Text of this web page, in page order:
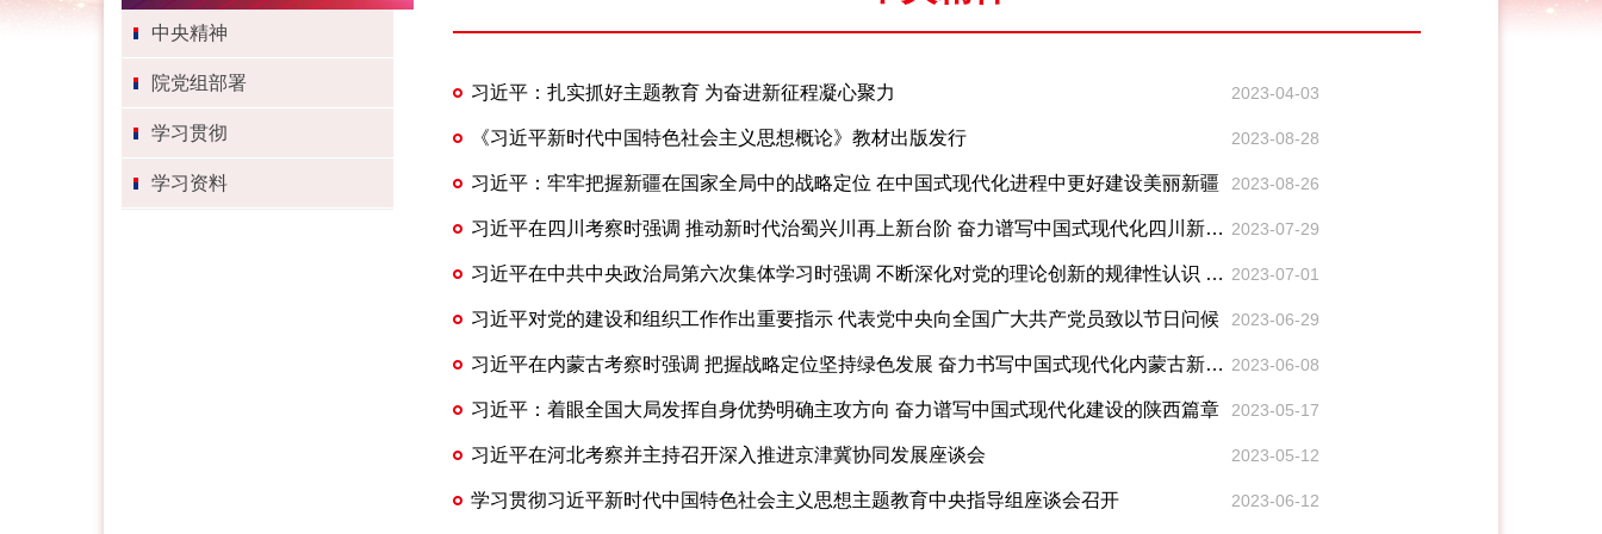
中央精神
院党组部署
学习贯彻
学习资料
习近平：扎实抓好主题教育 为奋进新征程凝心聚力 2023-04-03
《习近平新时代中国特色社会主义思想概论》教材出版发行 2023-08-28
习近平：牢牢把握新疆在国家全局中的战略定位 在中国式现代化进程中更好建设美丽新疆 2023-08-26
习近平在四川考察时强调 推动新时代治蜀兴川再上新台阶 奋力谱写中国式现代化四川新篇
章 返...
2023-07-29
习近平在中共中央政治局第六次集体学习时强调 不断深化对党的理论创新的规律性认识 在
新时...
2023-07-01
习近平对党的建设和组织工作作出重要指示 代表党中央向全国广大共产党员致以节日问候 2023-06-29
习近平在内蒙古考察时强调 把握战略定位坚持绿色发展 奋力书写中国式现代化内蒙古新篇
章
2023-06-08
习近平：着眼全国大局发挥自身优势明确主攻方向 奋力谱写中国式现代化建设的陕西篇章 2023-05-17
习近平在河北考察并主持召开深入推进京津冀协同发展座谈会 2023-05-12
学习贯彻习近平新时代中国特色社会主义思想主题教育中央指导组座谈会召开 2023-06-12